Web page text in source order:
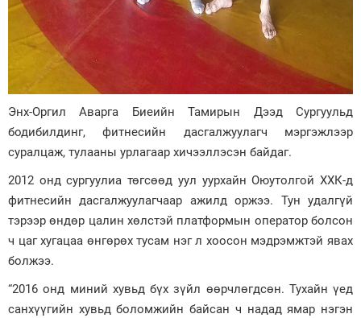
Энх-Оргил Аварга Биеийн Тамирын Дээд Сургуульд
бодибилдинг, фитнесийн дасгалжуулагч мэргэжлээр
суралцаж, тулааны урлагаар хичээллэсэн байдаг.
2012 онд сургуулиа төгсөөд уул уурхайн Оюутолгой ХХК-д
фитнесийн дасгалжуулагчаар ажилд оржээ. Тун удалгүй
тэрээр өндөр цалин хөлстэй платформын оператор болсон
ч цаг хугацаа өнгөрөх тусам нэг л хоосон мэдрэмжтэй явах
болжээ.
“2016 онд миний хувьд бүх зүйл өөрчлөгдсөн. Тухайн үед
санхүүгийн хувьд боломжийн байсан ч надад ямар нэгэн